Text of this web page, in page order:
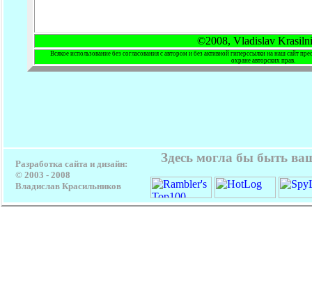
©2008, Vladislav
Всякое использование без согласования с автором и без активной гиперссылки на наш сайт
охране авторских прав.
Разработка сайта и дизайн:
© 2003 - 2008
Владислав Красильников
Здесь могла бы быть